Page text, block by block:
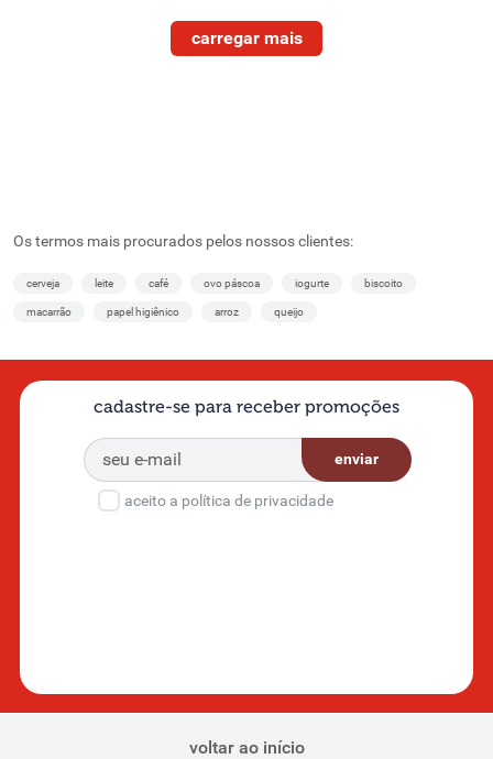
Os termos mais procurados pelos nossos clientes:
cerveja leite café ovo páscoa iogurte biscoito
macarrão papel higiênico arroz queijo
cadastre-se para receber promoções
enviar
aceito a política de privacidade
voltar ao início